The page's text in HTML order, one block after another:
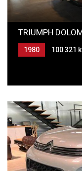
TRIUMPH
1980 100 321